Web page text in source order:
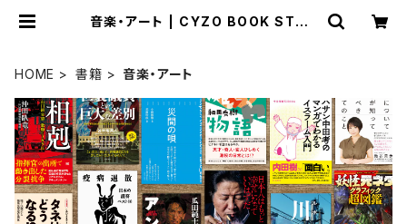
音楽・アート | CYZO BOOK STOR
HOME
書籍 音楽・アート